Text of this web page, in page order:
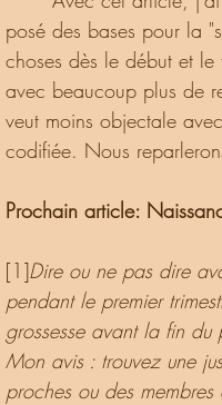
posé des bases pour la
choses dès le début et le
avec beaucoup plus de
veut moins objectale
codifiée. Nous
Prochain article:
[1]Dire ou ne pas dire
pendant le premier
grossesse avant la fin
Mon avis : trouvez une
proches ou des